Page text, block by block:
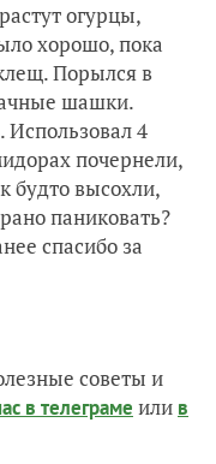
огурцы,
хорошо, пока
Порылся в
шашки.
Использовал 4
почернели,
будто высохли,
паниковать?
спасибо за
советы и
в телеграме или в